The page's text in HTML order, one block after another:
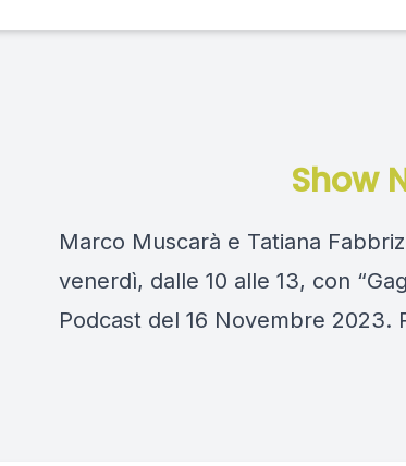
Show
Marco Muscarà e Tatiana
venerdì, dalle 10 alle 13, con
Podcast del 16 Novembre 2023.